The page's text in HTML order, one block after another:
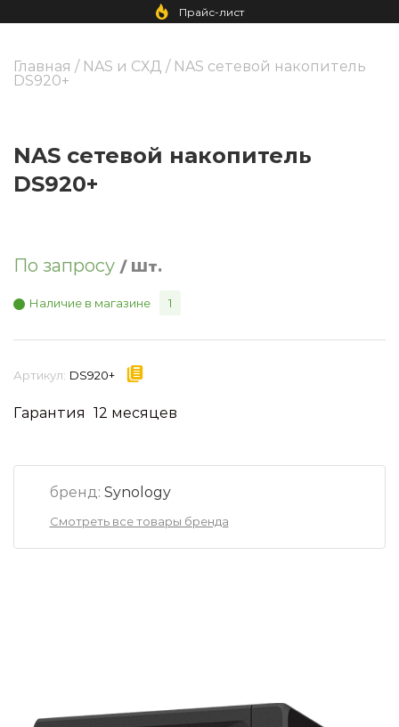
Прайс-лист
Главная / NAS и СХД / NAS сетевой накопитель
DS920+
NAS сетевой накопитель
DS920+
По запросу / Шт.
Наличие в магазине 1
Артикул: DS920+
Гарантия 12 месяцев
бренд: Synology
Смотреть все товары бренда